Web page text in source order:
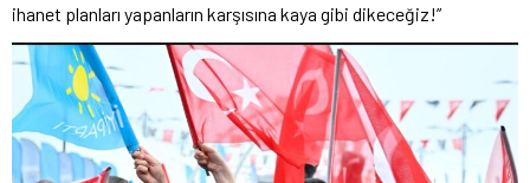
ihanet planları yapanların karşısına kaya gibi dikeceğiz!”